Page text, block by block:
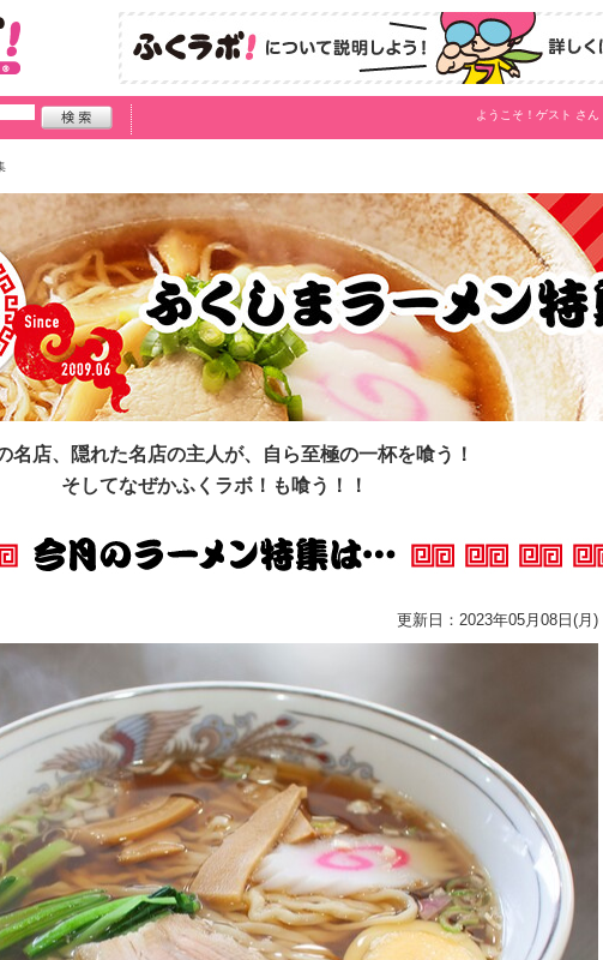
ようこそ！ ゲスト さん
名店、隠れた名店の主人が、自ら至極の一杯を喰う！
そしてなぜかふくラボ！も喰う！！
更新日：2023年05月08日(月)